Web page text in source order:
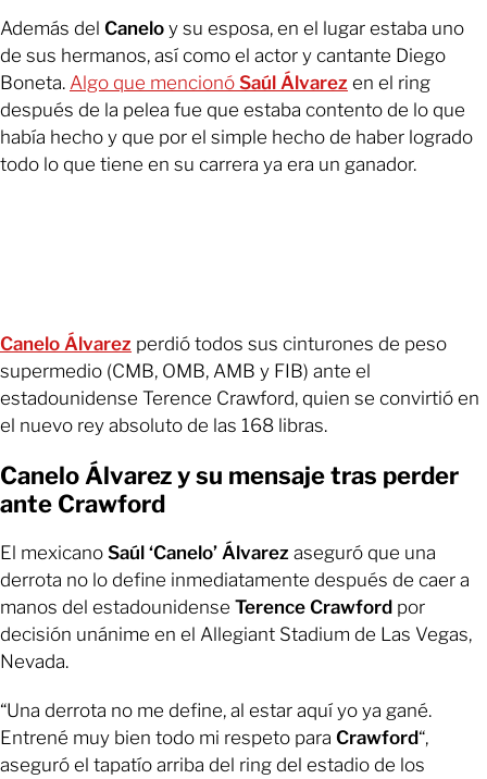
Además del Canelo y su esposa, en el lugar estaba uno
de sus hermanos, así como el actor y cantante Diego
Boneta. Algo que mencionó Saúl Álvarez en el ring
después de la pelea fue que estaba contento de lo que
había hecho y que por el simple hecho de haber logrado
todo lo que tiene en su carrera ya era un ganador.
Canelo Álvarez perdió todos sus cinturones de peso
supermedio (CMB, OMB, AMB y FIB) ante el
estadounidense Terence Crawford, quien se convirtió en
el nuevo rey absoluto de las 168 libras.
Canelo Álvarez y su mensaje tras perder
ante Crawford
El mexicano Saúl ‘Canelo’ Álvarez aseguró que una
derrota no lo define inmediatamente después de caer a
manos del estadounidense Terence Crawford por
decisión unánime en el Allegiant Stadium de Las Vegas,
Nevada.
“Una derrota no me define, al estar aquí yo ya gané.
Entrené muy bien todo mi respeto para Crawford“,
aseguró el tapatío arriba del ring del estadio de los